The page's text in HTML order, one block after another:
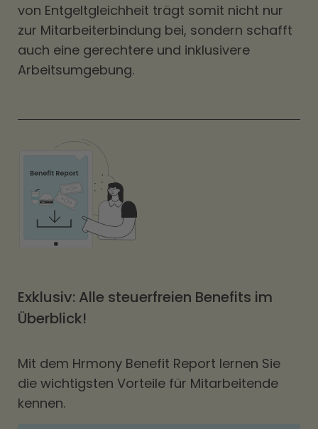
von Entgeltgleichheit trägt somit nicht nur
zur Mitarbeiterbindung bei, sondern schafft
auch eine gerechtere und inklusivere
Arbeitsumgebung.
Exklusiv: Alle steuerfreien Benefits im
Überblick!
Mit dem Hrmony Benefit Report lernen Sie
die wichtigsten Vorteile für Mitarbeitende
kennen.